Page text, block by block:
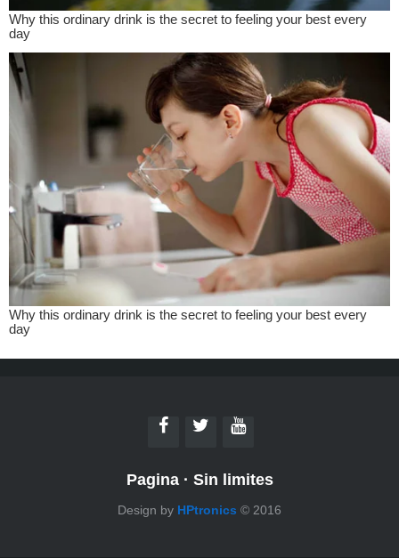
Pagina· Sin limites
Design by HPtronics © 2016